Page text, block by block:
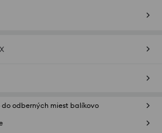
odberných miest balíkovo